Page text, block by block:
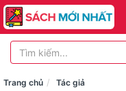
Trang chủ Tác giả